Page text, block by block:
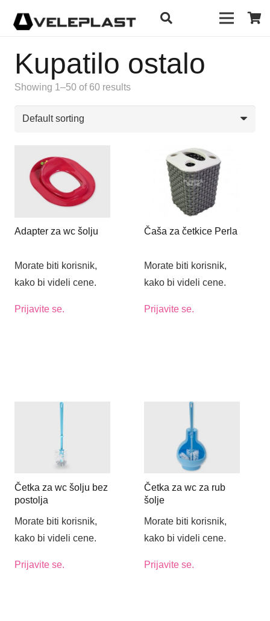
Kupatilo ostalo
Showing 1–50 of 60 results
Adapter za wc šolju
Morate biti korisnik,
kako bi videli cene.
Prijavite se.
Čaša za četkice Perla
Morate biti korisnik,
kako bi videli cene.
Prijavite se.
Četka za wc šolju bez
postolja
Morate biti korisnik,
kako bi videli cene.
Prijavite se.
Četka za wc za rub
šolje
Morate biti korisnik,
kako bi videli cene.
Prijavite se.